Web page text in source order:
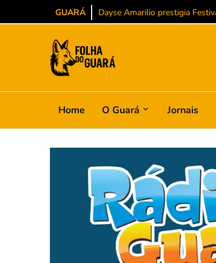
GUARÁ Agnaldo Arruda celebra
Home O Guará Jornais